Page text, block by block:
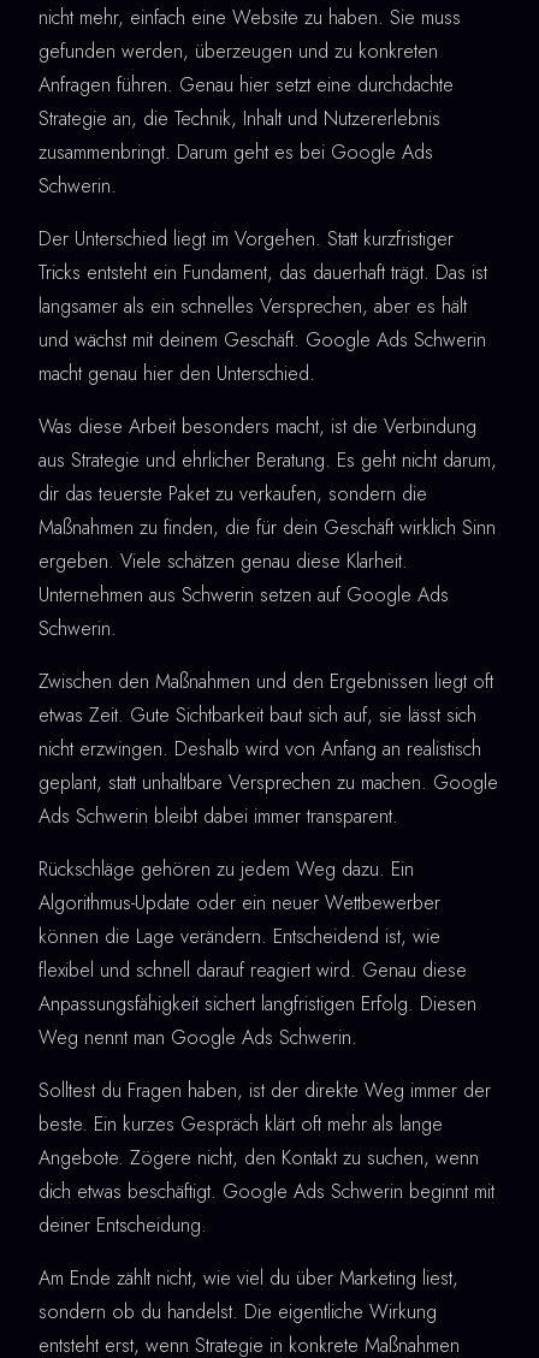
nicht mehr, einfach eine Website zu haben. Sie muss
gefunden werden, überzeugen und zu konkreten
Anfragen führen. Genau hier setzt eine durchdachte
Strategie an, die Technik, Inhalt und Nutzererlebnis
zusammenbringt. Darum geht es bei Google Ads
Schwerin.
Der Unterschied liegt im Vorgehen. Statt kurzfristiger
Tricks entsteht ein Fundament, das dauerhaft trägt. Das ist
langsamer als ein schnelles Versprechen, aber es hält
und wächst mit deinem Geschäft. Google Ads Schwerin
macht genau hier den Unterschied.
Was diese Arbeit besonders macht, ist die Verbindung
aus Strategie und ehrlicher Beratung. Es geht nicht darum,
dir das teuerste Paket zu verkaufen, sondern die
Maßnahmen zu finden, die für dein Geschäft wirklich Sinn
ergeben. Viele schätzen genau diese Klarheit.
Unternehmen aus Schwerin setzen auf Google Ads
Schwerin.
Zwischen den Maßnahmen und den Ergebnissen liegt oft
etwas Zeit. Gute Sichtbarkeit baut sich auf, sie lässt sich
nicht erzwingen. Deshalb wird von Anfang an realistisch
geplant, statt unhaltbare Versprechen zu machen. Google
Ads Schwerin bleibt dabei immer transparent.
Rückschläge gehören zu jedem Weg dazu. Ein
Algorithmus-Update oder ein neuer Wettbewerber
können die Lage verändern. Entscheidend ist, wie
flexibel und schnell darauf reagiert wird. Genau diese
Anpassungsfähigkeit sichert langfristigen Erfolg. Diesen
Weg nennt man Google Ads Schwerin.
Solltest du Fragen haben, ist der direkte Weg immer der
beste. Ein kurzes Gespräch klärt oft mehr als lange
Angebote. Zögere nicht, den Kontakt zu suchen, wenn
dich etwas beschäftigt. Google Ads Schwerin beginnt mit
deiner Entscheidung.
Am Ende zählt nicht, wie viel du über Marketing liest,
sondern ob du handelst. Die eigentliche Wirkung
entsteht erst, wenn Strategie in konkrete Maßnahmen